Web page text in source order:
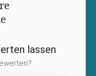
lassen